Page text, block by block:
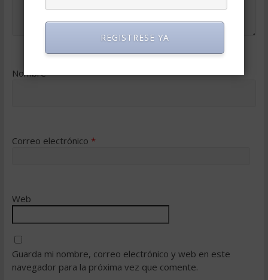
Nombre*
Correo electrónico *
Web
Guarda mi nombre, correo electrónico y web en este
navegador para la próxima vez que comente.
REGISTRESE YA